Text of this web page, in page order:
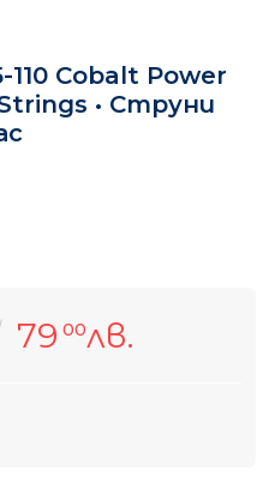
110 Cobalt Power
• Струни
79 00лв.